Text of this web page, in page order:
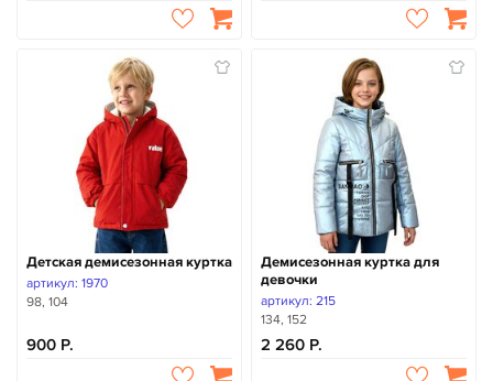
Детская демисезонная куртка
артикул: 1970
98, 104
900
Демисезонная куртка для
девочки
артикул: 215
134, 152
2 260